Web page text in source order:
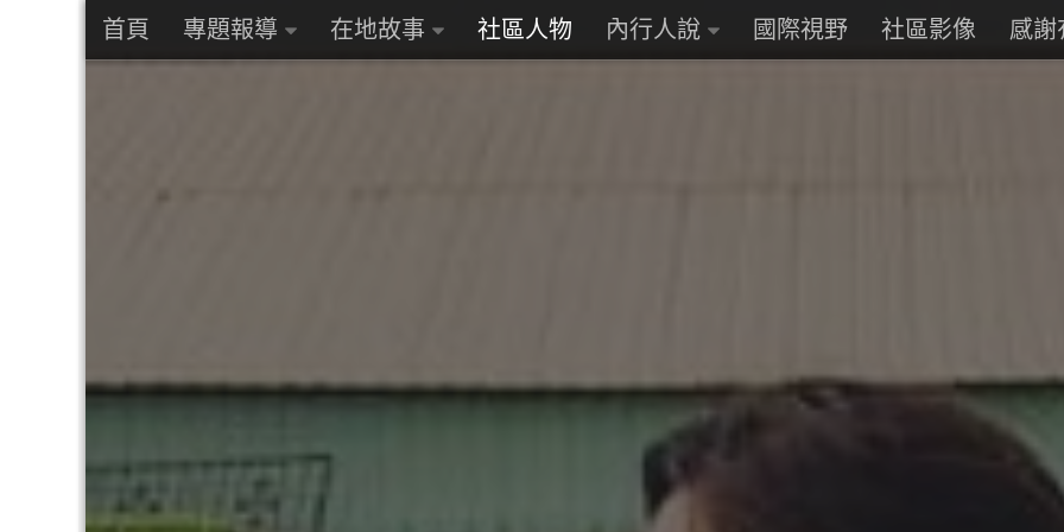
首頁 專題報導 在地故事 社區人物 內行人說 國際視野 社區影像 感謝